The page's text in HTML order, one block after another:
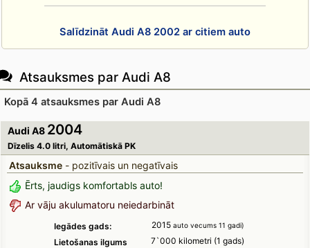
Salīdzināt Audi A8 2002 ar citiem auto
Atsauksmes par Audi A8
Kopā 4 atsauksmes par Audi A8
Audi A8 2004
Dīzelis 4.0 litri, Automātiskā PK
Atsauksme- pozitīvais un negatīvais
Ērts, jaudigs komfortabls auto!
Ar vāju akulumatoru neiedarbināt
Iegādes gads: 2015 auto vecums 11 gadi)
Lietošanas ilgums
7`000 kilometri (1 gads)